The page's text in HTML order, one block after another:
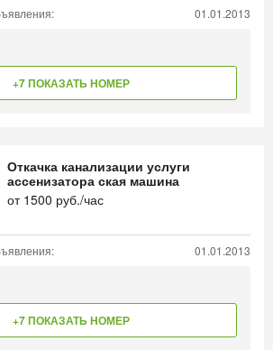
01.01.2013
+7 ПОКАЗАТЬ НОМЕР
Откачка канализации услуги
ассенизатора ская машина
от 1500 руб./час
01.01.2013
+7 ПОКАЗАТЬ НОМЕР